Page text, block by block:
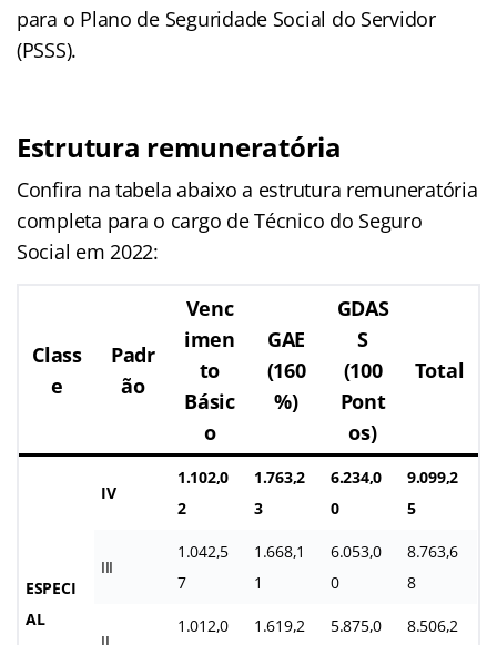
para o Plano de Seguridade Social do Servidor
(PSSS).
Estrutura remuneratória
Confira na tabela abaixo a estrutura remuneratória
completa para o cargo de Técnico do Seguro
Social em 2022:
Class
e
Padr
ão
Venc
imen
to
Básic
o
GAE
(160
%)
GDAS
S
(100
Pont
os)
Total
ESPECI
AL
IV
1.102,0
2
1.763,2
3
6.234,0
0
9.099,2
5
III
1.042,5
7
1.668,1
1
6.053,0
0
8.763,6
8
1.012,0 1.619,2 5.875,0 8.506,2